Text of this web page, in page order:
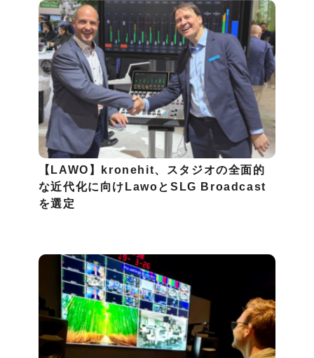
【LAWO】kronehit、スタジオの全面的
な近代化に向けLawoとSLG Broadcast
を選定